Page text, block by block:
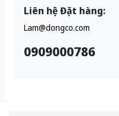
Liên hệ Đặt hàng:
Lam@dongco.com
0909000786